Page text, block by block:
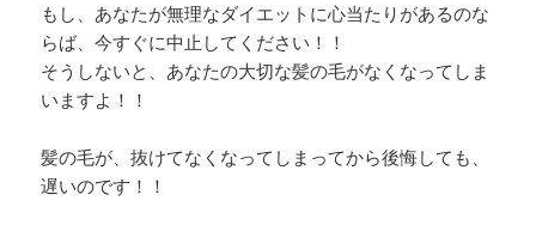
もし、あなたが無理なダイエットに心当たりがあるのな
らば、今すぐに中止してください！！
そうしないと、あなたの大切な髪の毛がなくなってしま
いますよ！！
髪の毛が、抜けてなくなってしまってから後悔しても、
遅いのです！！